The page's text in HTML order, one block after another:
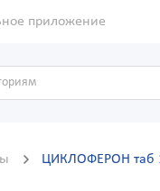
приложение
ЦИКЛОФЕРОН таб